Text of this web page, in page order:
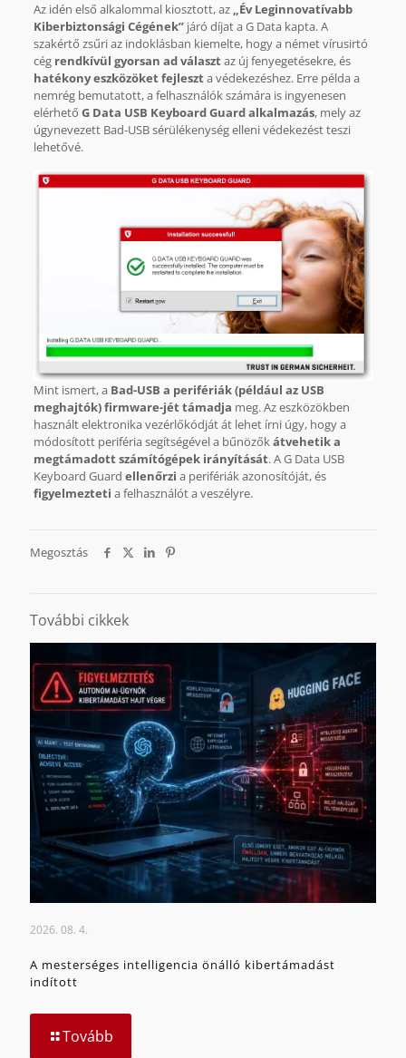
Az idén első alkalommal kiosztott, az „Év Leginnovatívabb
Kiberbiztonsági Cégének”járó díjat a G Data kapta. A
szakértő zsűri az indoklásban kiemelte, hogy a német vírusirtó
cég rendkívül gyorsan ad választaz új fenyegetésekre, és
hatékony eszközöket fejleszta védekezéshez. Erre példa a
nemrég bemutatott, a felhasználók számára is ingyenesen
elérhető G Data USB Keyboard Guard alkalmazás, mely az
úgynevezett Bad-USB sérülékenység elleni védekezést teszi
lehetővé.
Mint ismert, aBad-USB a perifériák (például az USB
meghajtók) firmware-jét támadja meg. Az eszközökben
használt elektronika vezérlőkódját át lehet írni úgy, hogy a
módosított periféria segítségével a bűnözőkátvehetik a
megtámadott számítógépek irányítását. A G Data USB
Keyboard Guard ellenőrzi a perifériák azonosítóját, és
figyelmezteti a felhasználót a veszélyre.
Megosztás
További cikkek
2026. 08. 4.
A mesterséges intelligencia önálló kibertámadást
indított
Tovább